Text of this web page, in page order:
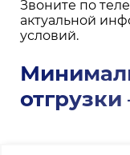
Звоните по
актуальной
условий.